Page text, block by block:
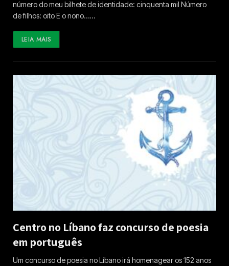
número do meu bilhete de identidade: cinquenta mil Número
de filhos: oito E o nono……
LEIA MAIS
Centro no Líbano faz concurso de poesia
em português
Um concurso de poesia no Líbano irá homenagear os 152 anos